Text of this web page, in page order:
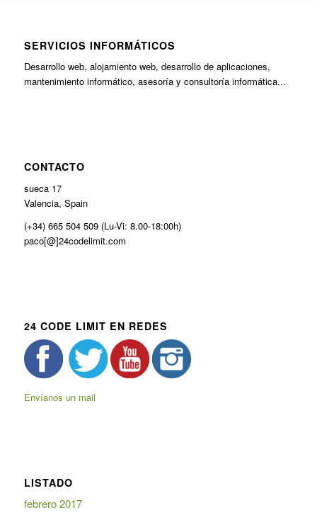
SERVICIOS INFORMÁTICOS
Desarrollo web, alojamiento web, desarrollo de aplicaciones,
mantenimiento informático, asesoría y consultoría informática...
CONTACTO
sueca 17
Valencia, Spain
(+34) 665 504 509 (Lu-Vi: 8.00-18:00h)
paco[@]24codelimit.com
24 CODE LIMIT EN REDES
Envíanos un mail
LISTADO
febrero 2017